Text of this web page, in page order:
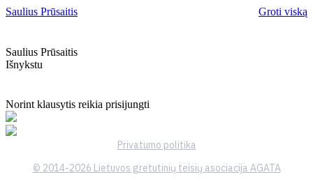
Saulius Prūsaitis
Groti viską
Saulius Prūsaitis
Išnykstu
Norint klausytis reikia prisijungti
Privatumo politika
© 2014-2026 Lietuvos gretutinių teisių asociacija AGATA